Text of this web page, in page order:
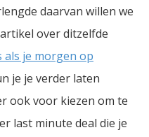
daarvan willen we
over ditzelfde
als je morgen op
je je verder laten
ook voor kiezen om te
last minute deal die je